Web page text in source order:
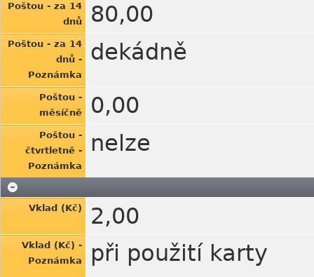
Poštou - za 14
dnů
80,00
Poštou - za 14
dnů -
Poznámka
dekádně
Poštou -
měsíčně
0,00
Poštou -
čtvrtletně -
Poznámka
nelze
Vklad (Kč) 2,00
Vklad (Kč) -
Poznámka
při použití karty